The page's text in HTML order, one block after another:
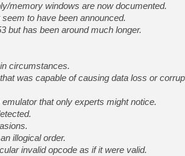
memory windows are now documented.
to have been announced.
but has been around much longer.
circumstances.
was capable of causing data loss or
that only experts might notice.
illogical order.
invalid opcode as if it were valid.